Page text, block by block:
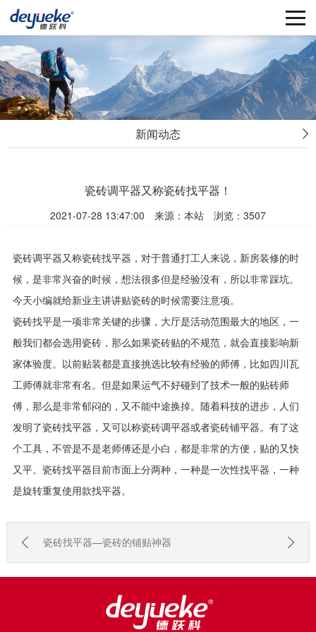
新闻动态
瓷砖调平器又称瓷砖找平器！
2021-07-28 13:47:00 来源：本站 浏览：3507
瓷砖调平器又称瓷砖找平器，对于普通打工人来说，新房装修的时
候，是非常兴奋的时候，想法很多但是经验没有，所以非常踩坑。
今天小编就给新业主讲讲贴瓷砖的时候需要注意项。
瓷砖找平是一项非常关键的步骤，大厅是活动范围最大的地区，一
般我们都会选用瓷砖，那么如果瓷砖贴的不规范，就会直接影响新
家体验度。以前贴装都是直接挑选比较有经验的师傅，比如四川瓦
工师傅就非常有名。但是如果运气不好碰到了技术一般的贴砖师
傅，那么是非常郁闷的，又不能中途换掉。随着科技的进步，人们
发明了瓷砖找平器，又可以称瓷砖调平器或者瓷砖铺平器。有了这
个工具，不管是不是老师傅还是小白，都是非常的方便，贴的又快
又平。瓷砖找平器目前市面上分两种，一种是一次性找平器，一种
是旋转重复使用款找平器。
瓷砖找平器—瓷砖的铺贴神器